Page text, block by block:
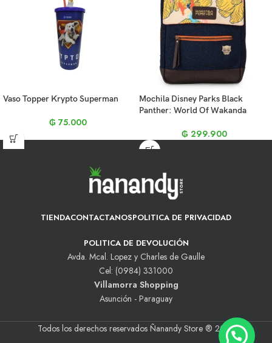
Vaso Topper Krypto Superman
₲ 75.000
Mochila Disney Parks Black
Panther: World Of Wakanda
₲ 299.900
TIENDACONTACTANOSPOLITICA DE PRIVACIDAD
POLITICA DE DEVOLUCIÓN
Avda. Mcal. Lopez y Charles de Gaulle
Cel: (0984) 331000
Villamorra Shopping
Asunción - Paraguay
Todos los derechos reservados Ñanandy Store ® 2025